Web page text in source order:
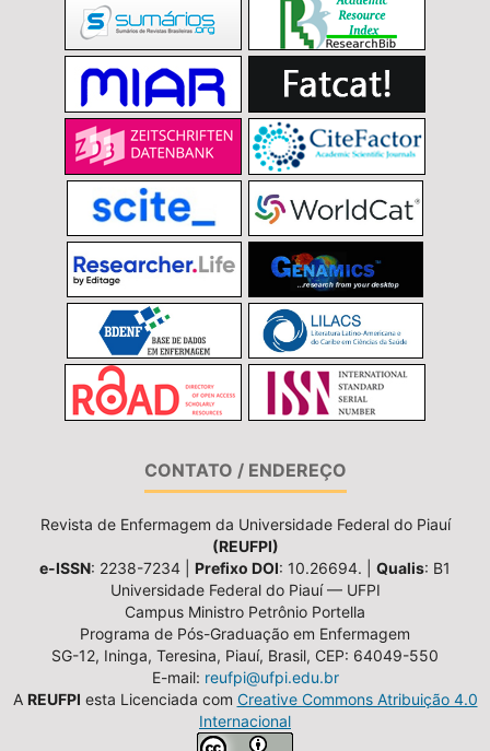
CONTATO / ENDEREÇO
Revista de Enfermagem da Universidade Federal do Piauí
(REUFPI)
e-ISSN: 2238-7234 | Prefixo DOI: 10.26694. | Qualis: B1
Universidade Federal do Piauí — UFPI
Campus Ministro Petrônio Portella
Programa de Pós-Graduação em Enfermagem
SG-12, Ininga, Teresina, Piauí, Brasil, CEP: 64049-550
E-mail: reufpi@ufpi.edu.br
A REUFPI esta Licenciada com Creative Commons Atribuição 4.0
Internacional